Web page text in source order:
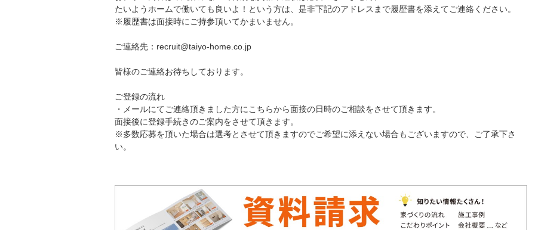
たいようホームで働いても良いよ！という方は、是非下記のアドレスまで履歴書を添えてご連絡ください。
※履歴書は面接時にご持参頂いてかまいません。
ご連絡先：recruit@taiyo-home.co.jp
皆様のご連絡お待ちしております。
ご登録の流れ
・メールにてご連絡頂きました方にこちらから面接の日時のご相談をさせて頂きます。
面接後に登録手続きのご案内をさせて頂きます。
※多数応募を頂いた場合は選考とさせて頂きますのでご希望に添えない場合もございますので、ご了承下さ
い。